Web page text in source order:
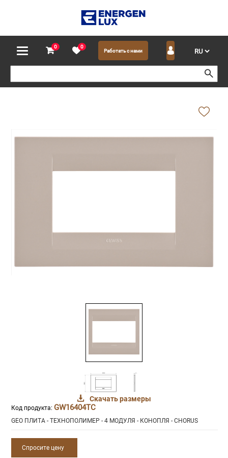
0 0
Работать с нами
Скачать размеры
Код продукта: GW16404TC
GEO ПЛИТА - ТЕХНОПОЛИМЕР - 4 МОДУЛЯ - КОНОПЛЯ - CHORUS
Спросите цену